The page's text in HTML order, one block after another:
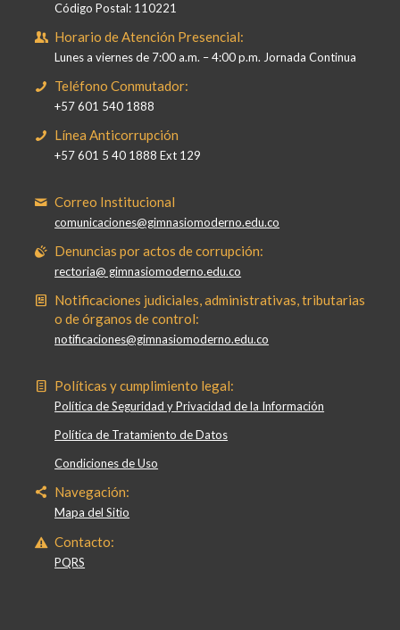
Código Postal: 110221
Horario de Atención Presencial:
Lunes a viernes de 7:00 a.m. – 4:00 p.m. Jornada Continua
Teléfono Conmutador:
+57 601 540 1888
Línea Anticorrupción
+57 601 5 40 1888 Ext 129
Correo Institucional
comunicaciones@gimnasiomoderno.edu.co
Denuncias por actos de corrupción:
rectoria@ gimnasiomoderno.edu.co
Notificaciones judiciales, administrativas, tributarias
o de órganos de control:
notificaciones@gimnasiomoderno.edu.co
Políticas y cumplimiento legal:
Política de Seguridad y Privacidad de la Información
Política de Tratamiento de Datos
Condiciones de Uso
Navegación:
Mapa del Sitio
Contacto:
PQRS